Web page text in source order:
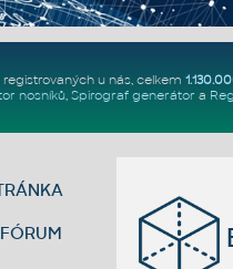
registrovaných u nás, celkem
nosníků, Spirograf generátor a